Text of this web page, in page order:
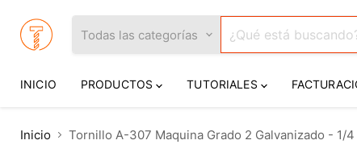
Todas las categorías
INICIO PRODUCTOS TUTORIALES
Inicio Tornillo A-307 Maquina Grado 2 Galvanizado - 1/